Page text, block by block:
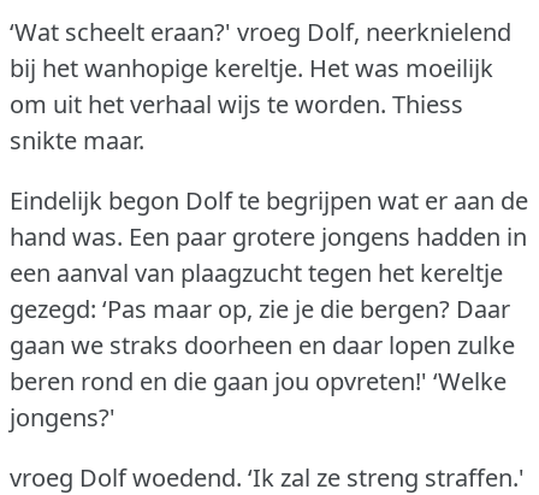
‘Wat scheelt eraan?' vroeg Dolf, neerknielend
bij het wanhopige kereltje. Het was moeilijk
om uit het verhaal wijs te worden. Thiess
snikte maar.
Eindelijk begon Dolf te begrijpen wat er aan de
hand was. Een paar grotere jongens hadden in
een aanval van plaagzucht tegen het kereltje
gezegd: ‘Pas maar op, zie je die bergen? Daar
gaan we straks doorheen en daar lopen zulke
beren rond en die gaan jou opvreten!' ‘Welke
jongens?'
vroeg Dolf woedend. ‘Ik zal ze streng straffen.'